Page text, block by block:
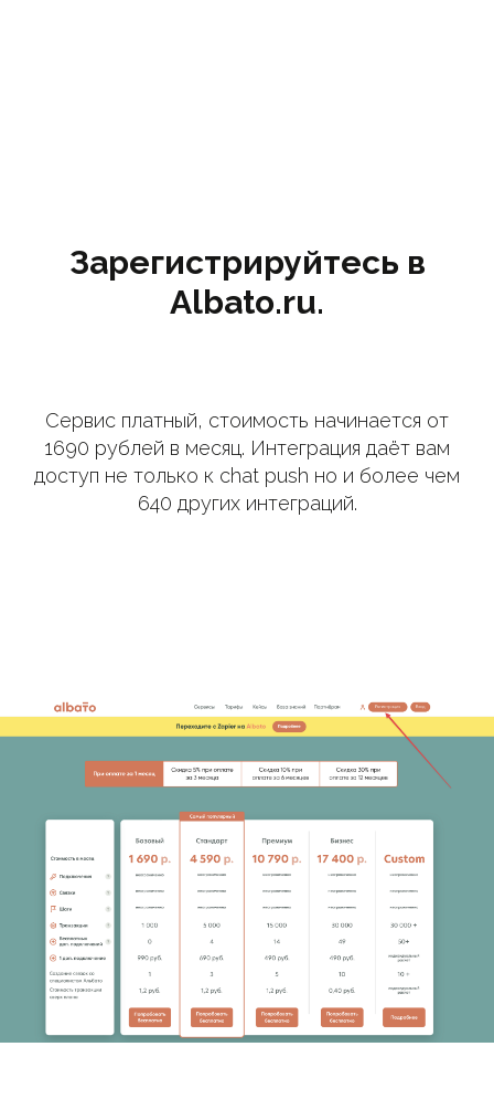
Зарегистрируйтесь в
Albato.ru.
Сервис платный, стоимость начинается от
1690 рублей в месяц. Интеграция даёт вам
доступ не только к chat push но и более чем
640 других интеграций.